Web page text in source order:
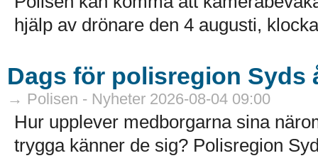
hjälp av drönare den 4 augusti,
Dags för polisregion
→ Polisen - Nyheter 2026-08-04 09:00
Hur upplever medborgarna sina
trygga känner de sig? Polisregion